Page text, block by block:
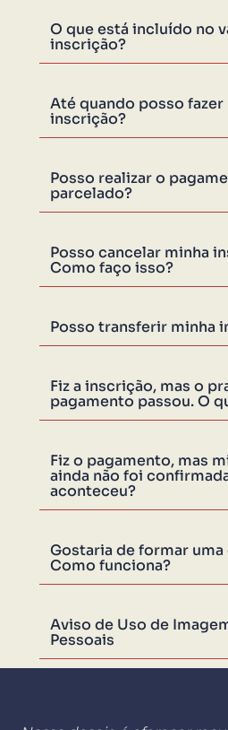
O que está incluído no
inscrição?
Até quando posso fazer
inscrição?
Posso realizar o
parcelado?
Posso cancelar minha
Como faço isso?
Posso transferir minha
Fiz a inscrição, mas o
pagamento passou. O
Fiz o pagamento, mas
ainda não foi
aconteceu?
Gostaria de formar uma
Como funciona?
Aviso de Uso de
Pessoais